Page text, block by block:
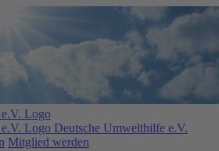
Deutsche Umwelthilfe e.V.
Mitglied werden